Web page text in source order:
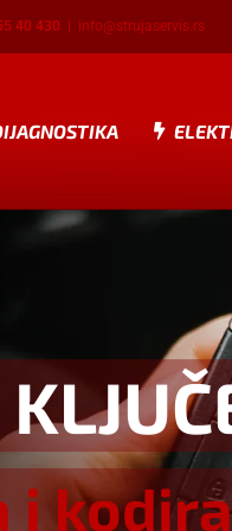
40 430 info@strujaservis.rs
i